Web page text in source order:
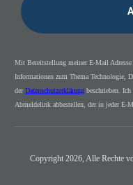
Mit Bereitstellung meiner E-Mail
Informationen zum Thema Technologie,
derDatenschutzerklärung beschrieben.
Abmeldelink abbestellen, der in jeder E-
Copyright 2026, Alle Rechte